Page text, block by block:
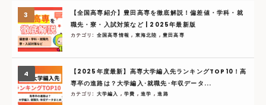
【全国高専紹介】豊田高専を徹底解説！偏差値・学科・就
職先・寮・入試対策など | 2025年最新版
カテゴリ: 全国高専情報, 東海北陸 ,豊田高専
【2025年度最新】高専大学編入先ランキングTOP10！高
専卒の進路は？大学編入･就職先･年収データ...
カテゴリ: 大学編入 ,学費 ,進学 ,進路